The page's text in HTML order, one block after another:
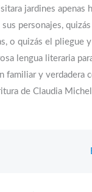
jardines apenas
personajes,
o quizás el pliegue
lengua literaria
familiar y verdadera
de Claudia